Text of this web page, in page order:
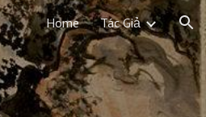
Home Tác Giả